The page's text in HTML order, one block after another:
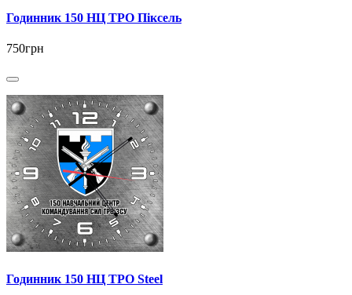
Годинник 150 НЦ ТРО Піксель
750грн
Годинник 150 НЦ ТРО Steel